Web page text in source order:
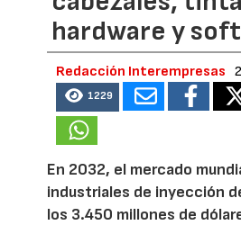
hardware y
Redacción Interempresas
1229
En 2032, el mercado
industriales de inyección
los 3.450 millones de